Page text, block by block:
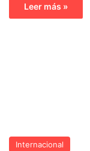
Leer más »
Internacional